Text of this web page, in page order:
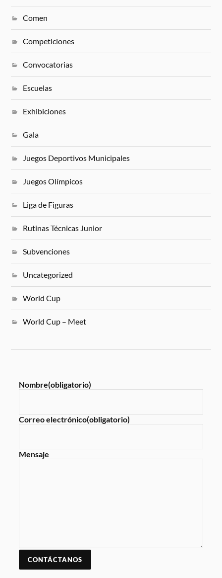
Comen
Competiciones
Convocatorias
Escuelas
Exhibiciones
Gala
Juegos Deportivos Municipales
Juegos Olímpicos
Liga de Figuras
Rutinas Técnicas Junior
Subvenciones
Uncategorized
World Cup
World Cup – Meet
Nombre(obligatorio)
Correo electrónico(obligatorio)
Mensaje
CONTÁCTANOS